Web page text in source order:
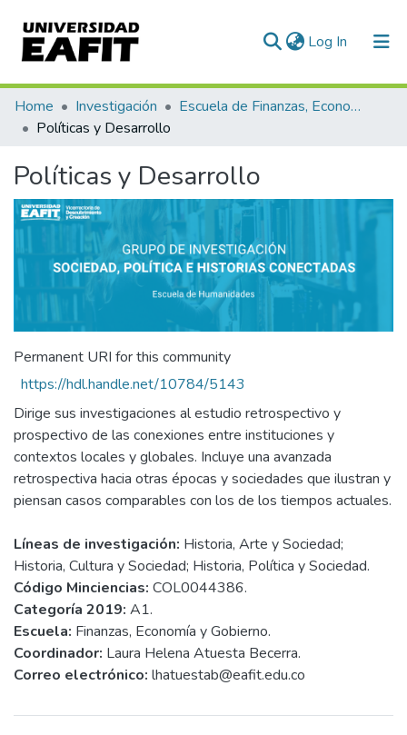
Log In (current)
Communities & Collections
All of DSpace
Statistics
Home Investigación
Escuela de Finanzas, Economía y Gobierno
Políticas y Desarrollo
Políticas y Desarrollo
Permanent URI for this community
https://hdl.handle.net/10784/5143
Dirige sus investigaciones al estudio retrospectivo y
prospectivo de las conexiones entre instituciones y
contextos locales y globales. Incluye una avanzada
retrospectiva hacia otras épocas y sociedades que ilustran y
piensan casos comparables con los de los tiempos actuales.
Líneas de investigación: Historia, Arte y Sociedad;
Historia, Cultura y Sociedad; Historia, Política y Sociedad.
Código Minciencias: COL0044386.
Categoría 2019: A1.
Escuela: Finanzas, Economía y Gobierno.
Coordinador: Laura Helena Atuesta Becerra.
Correo electrónico: lhatuestab@eafit.edu.co